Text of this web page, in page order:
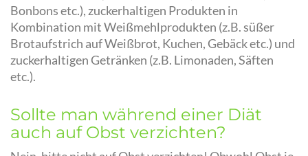
Bonbons etc.), zuckerhaltigen Produkten in
Kombination mit Weißmehlprodukten (z.B. süßer
Brotaufstrich auf Weißbrot, Kuchen, Gebäck etc.) und
zuckerhaltigen Getränken (z.B. Limonaden, Säften
etc.).
Sollte man während einer Diät
auch auf Obst verzichten?